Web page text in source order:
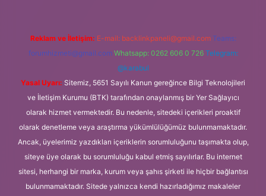
Reklam ve İletişim: E-mail: backlinkpaneli@gmail.com Teams:
forumhizmeti@gmail.com Whatsapp: 0262 606 0 726 Telegram:
@karabul
Yasal Uyarı: Sitemiz, 5651 Sayılı Kanun gereğince Bilgi Teknolojileri
ve İletişim Kurumu (BTK) tarafından onaylanmış bir Yer Sağlayıcı
olarak hizmet vermektedir. Bu nedenle, sitedeki içerikleri proaktif
olarak denetleme veya araştırma yükümlülüğümüz bulunmamaktadır.
Ancak, üyelerimiz yazdıkları içeriklerin sorumluluğunu taşımakta olup,
siteye üye olarak bu sorumluluğu kabul etmiş sayılırlar. Bu internet
sitesi, herhangi bir marka, kurum veya şahıs şirketi ile hiçbir bağlantısı
bulunmamaktadır. Sitede yalnızca kendi hazırladığımız makaleler